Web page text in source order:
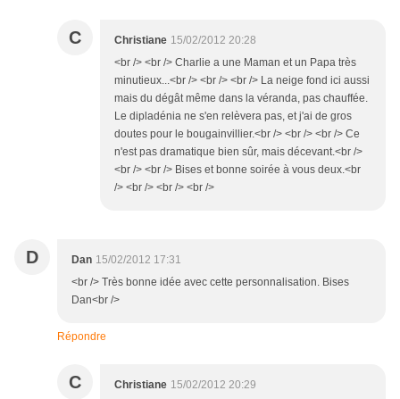
C Christiane 15/02/2012 20:28
<br /> <br /> Charlie a une Maman et un Papa très
minutieux...<br /> <br /> <br /> La neige fond ici aussi
mais du dégât même dans la véranda, pas chauffée.
Le dipladénia ne s'en relèvera pas, et j'ai de gros
doutes pour le bougainvillier.<br /> <br /> <br /> Ce
n'est pas dramatique bien sûr, mais décevant.<br />
<br /> <br /> Bises et bonne soirée à vous deux.<br
/> <br /> <br /> <br />
D Dan 15/02/2012 17:31
<br /> Très bonne idée avec cette personnalisation. Bises
Dan<br />
Répondre
C Christiane 15/02/2012 20:29